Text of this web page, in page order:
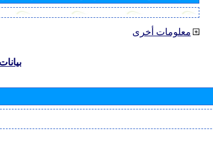
معلومات أخرى